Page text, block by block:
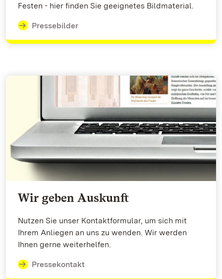
Festen - hier finden Sie geeignetes Bildmaterial.
Pressebilder
Wir geben Auskunft
Nutzen Sie unser Kontaktformular, um sich mit
Ihrem Anliegen an uns zu wenden. Wir werden
Ihnen gerne weiterhelfen.
Pressekontakt